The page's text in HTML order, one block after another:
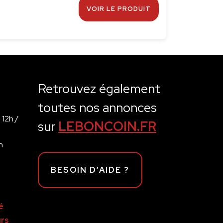
VOIR LE PRODUIT
/
Retrouvez également
toutes nos annonces
sur LEBONCOIN.FR
BESOIN D’AIDE ?